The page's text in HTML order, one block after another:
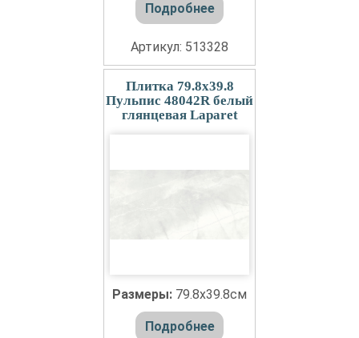
Подробнее
Артикул: 513328
Плитка 79.8x39.8
Пульпис 48042R белый
глянцевая Laparet
Размеры: 79.8x39.8см
Подробнее